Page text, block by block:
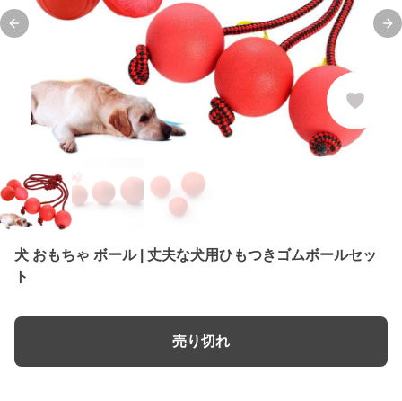
Previous slide
犬 おもちゃ ボール | 丈夫な犬用ひもつきゴムボールセッ
ト
売り切れ